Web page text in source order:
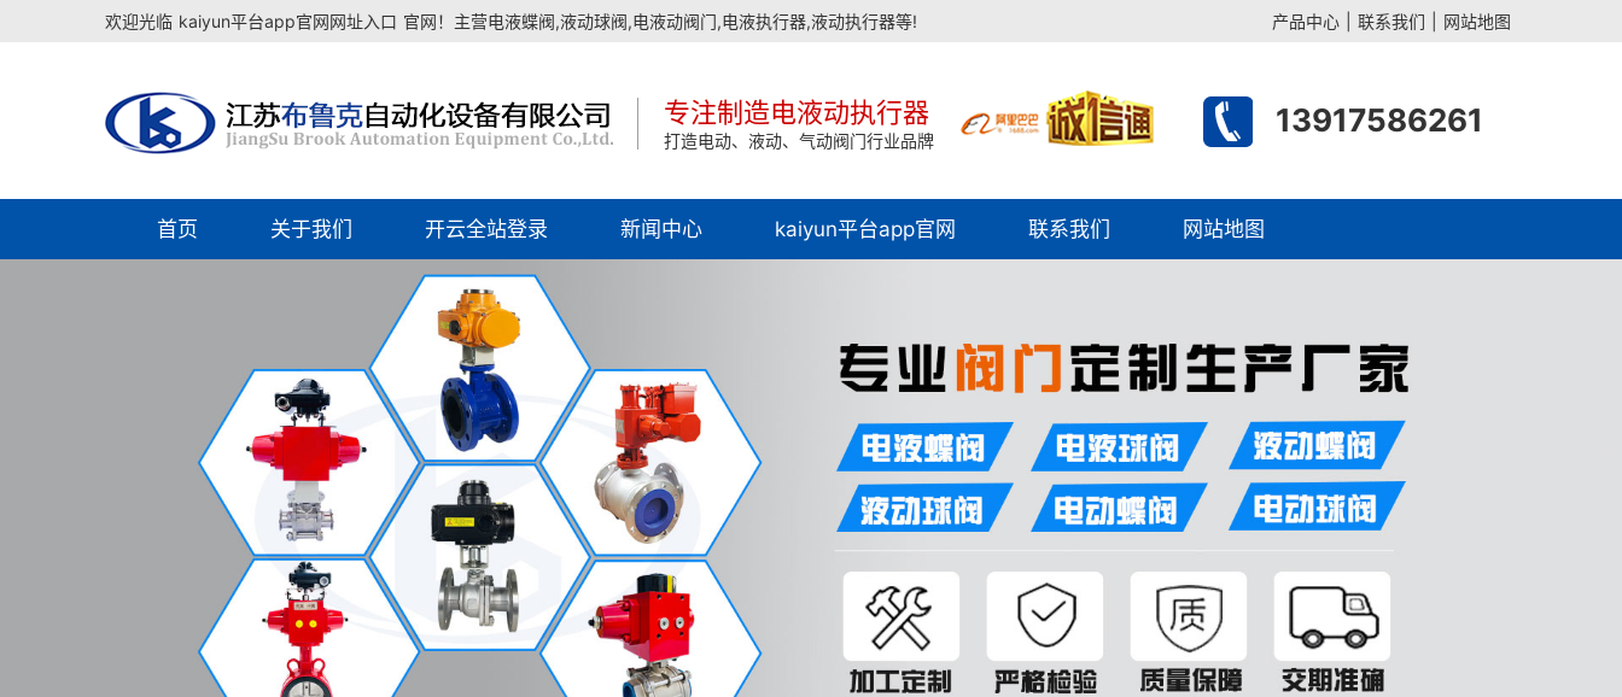
欢迎光临 kaiyun平台app官网网址入口 官网！主营电液蝶阀,液动球阀,电液动阀门,电液执行器,液动执行器等! 产品中心 联系我们 网站地图
专注制造电液动执行器
打造电动、液动、气动阀门行业品牌
13917586261
首页 关于我们 开云全站登录 新闻中心 kaiyun平台app官网 联系我们 网站地图